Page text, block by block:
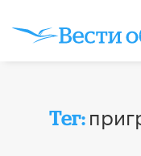
Тег: